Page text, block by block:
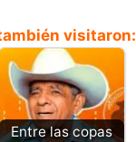
visitaron:
Entre las copas